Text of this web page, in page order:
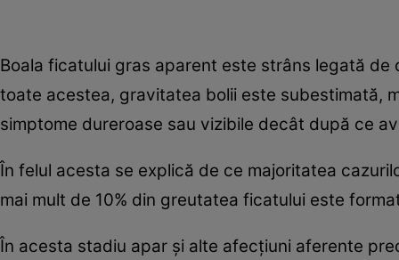
Boala ficatului gras aparent este strâns legată
toate acestea, gravitatea bolii este subestimată,
simptome dureroase sau vizibile decât după ce
În felul acesta se explică de ce majoritatea
mai mult de 10% din greutatea ficatului este
În acesta stadiu apar şi alte afecţiuni aferente